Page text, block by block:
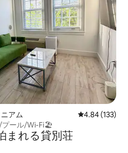
アム レビュー133
4.84 (133)
プール/Wi-Fi🏖
まれる貸別荘